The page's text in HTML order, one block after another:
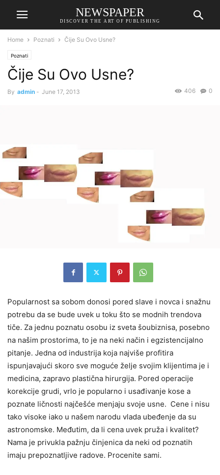
NEWSPAPER
DISCOVER THE ART OF PUBLISHING
Home Poznati Čije Su Ovo Usne?
Poznati
Čije Su Ovo Usne?
By admin - June 17, 2013 0
406
Popularnost sa sobom donosi pored slave i novca i snažnu
potrebu da se bude uvek u toku što se modnih trendova
tiče. Za jednu poznatu osobu iz sveta šoubiznisa, posebno
na našim prostorima, to je na neki način i egzistencijalno
pitanje. Jedna od industrija koja najviše profitira
ispunjavajući skoro sve moguće želje svojim klijentima je i
medicina, zapravo plastična hirurgija. Pored operacije
korekcije grudi, vrlo je popularno i usađivanje kose a
poznate ličnosti najčešće menjaju svoje usne. Cene i nisu
tako visoke iako u našem narodu vlada ubeđenje da su
astronomske. Međutim, da li cena uvek pruža i kvalitet?
Nama je privukla pažnju činjenica da neki od poznatih
imaju prepoznatljive radove. Procenite sami.